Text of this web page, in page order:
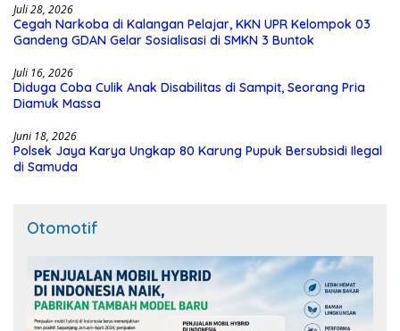
Juli 28, 2026
Cegah Narkoba di Kalangan Pelajar, KKN UPR Kelompok 03
Gandeng GDAN Gelar Sosialisasi di SMKN 3 Buntok
Juli 16, 2026
Diduga Coba Culik Anak Disabilitas di Sampit, Seorang Pria
Diamuk Massa
Juni 18, 2026
Polsek Jaya Karya Ungkap 80 Karung Pupuk Bersubsidi Ilegal
di Samuda
Otomotif